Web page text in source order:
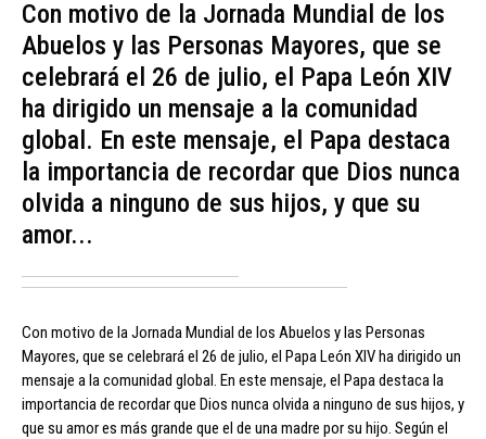
Con motivo de la Jornada Mundial de los
Abuelos y las Personas Mayores, que se
celebrará el 26 de julio, el Papa León XIV
ha dirigido un mensaje a la comunidad
global. En este mensaje, el Papa destaca
la importancia de recordar que Dios nunca
olvida a ninguno de sus hijos, y que su
amor...
Con motivo de la Jornada Mundial de los Abuelos y las Personas
Mayores, que se celebrará el 26 de julio, el Papa León XIV ha dirigido un
mensaje a la comunidad global. En este mensaje, el Papa destaca la
importancia de recordar que Dios nunca olvida a ninguno de sus hijos, y
que su amor es más grande que el de una madre por su hijo. Según el